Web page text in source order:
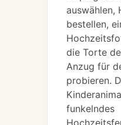
auswählen,
bestellen,
die Torte
Anzug für
probieren.
funkelndes